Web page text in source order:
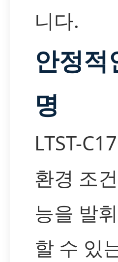
니다.
안정적
명
LTST-
환경 조
능을 발
할 수 있